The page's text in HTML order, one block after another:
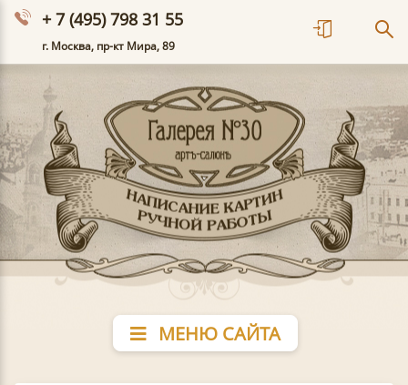
+ 7 (495) 798 31 55
г. Москва, пр-кт Мира, 89
МЕНЮ САЙТА